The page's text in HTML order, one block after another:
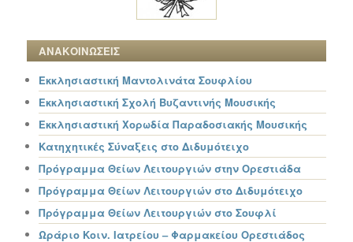
ΑΝΑΚΟΙΝΩΣΕΙΣ
Εκκλησιαστική Μαντολινάτα Σουφλίου
Εκκλησιαστική Σχολή Βυζαντινής Μουσικής
Εκκλησιαστική Χορωδία Παραδοσιακής Μουσικής
Κατηχητικές Σύναξεις στο Διδυμότειχο
Πρόγραμμα Θείων Λειτουργιών στην Ορεστιάδα
Πρόγραμμα Θείων Λειτουργιών στο Διδυμότειχο
Πρόγραμμα Θείων Λειτουργιών στο Σουφλί
Ωράριο Κοιν. Ιατρείου – Φαρμακείου Ορεστιάδος